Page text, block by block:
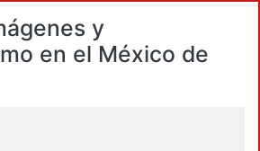
y
en el México de